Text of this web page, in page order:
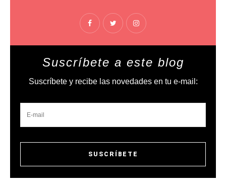
Suscríbete a este blog
Suscríbete y recibe las novedades en tu e-mail: